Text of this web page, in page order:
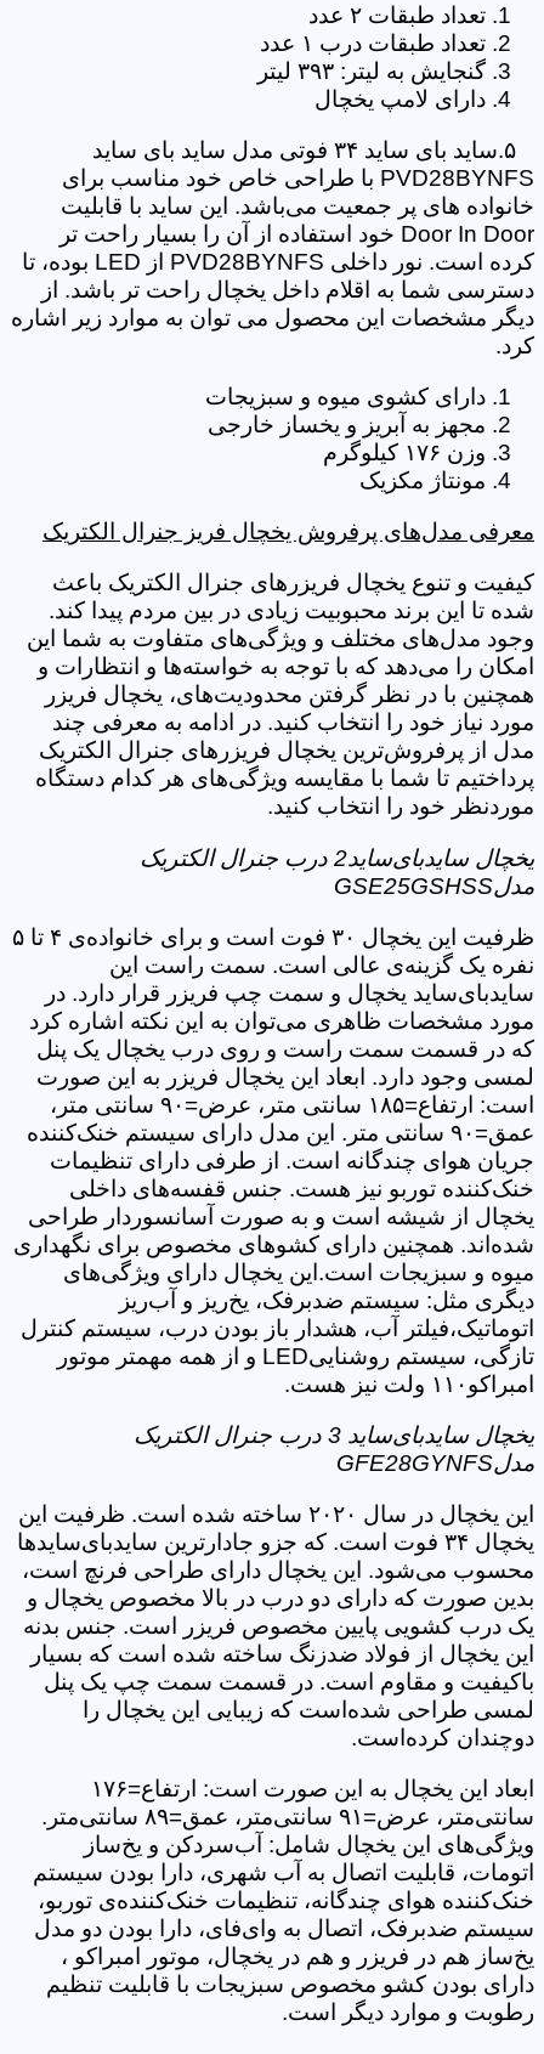
تعداد طبقات ۲ عدد
تعداد طبقات درب ۱ عدد
گنجایش به لیتر: ۳۹۳ لیتر
دارای لامپ یخچال
۵.ساید بای ساید ۳۴ فوتی مدل ساید بای ساید
PVD28BYNFS با طراحی خاص خود مناسب برای
خانواده های پر جمعیت می‌باشد. این ساید با قابلیت
Door In Door خود استفاده از آن را بسیار راحت تر
کرده است. نور داخلی PVD28BYNFS از LED بوده، تا
دسترسی شما به اقلام داخل یخچال راحت تر باشد. از
دیگر مشخصات این محصول می توان به موارد زیر اشاره
کرد.
دارای کشوی میوه و سبزیجات
مجهز به آبریز و یخساز خارجی
وزن ۱۷۶ کیلوگرم
مونتاژ مکزیک
معرفی مدل‌های پرفروش یخچال فریز جنرال الکتریک
کیفیت و تنوع یخچال فریزرهای جنرال الکتریک باعث
شده تا این برند محبوبیت زیادی در بین مردم پیدا کند.
وجود مدل‌های مختلف و ویژگی‌های متفاوت به شما این
امکان را می‌دهد که با توجه به خواسته‌ها و انتظارات و
همچنین با در نظر گرفتن محدودیت‌های، یخچال فریزر
مورد نیاز خود را انتخاب کنید. در ادامه به معرفی چند
مدل از پرفروش‌ترین یخچال فریزرهای جنرال الکتریک
پرداختیم تا شما با مقایسه ویژگی‌های هر کدام دستگاه
موردنظر خود را انتخاب کنید.
یخچال سایدبای‌ساید2 درب جنرال الکتریک
مدلGSE25GSHSS
ظرفیت این یخچال ۳۰ فوت است و برای خانواده‌ی ۴ تا ۵
نفره یک گزینه‌ی عالی است. سمت راست این
سایدبای‌ساید یخچال و سمت چپ فریزر قرار دارد. در
مورد مشخصات ظاهری می‌توان به این نکته اشاره کرد
که در قسمت سمت راست و روی درب یخچال یک پنل
لمسی وجود دارد. ابعاد این یخچال فریزر به این صورت
است: ارتفاع=۱۸۵ سانتی متر، عرض=۹۰ سانتی متر،
عمق=۹۰ سانتی متر. این مدل دارای سیستم خنک‌کننده
جریان هوای چندگانه است. از طرفی دارای تنظیمات
خنک‌کننده توربو نیز هست. جنس قفسه‌های داخلی
یخچال از شیشه است و به صورت آسانسوردار طراحی
شده‌اند. همچنین دارای کشوهای مخصوص برای نگهداری
میوه و سبزیجات است.این یخچال دارای ویژگی‌های
دیگری مثل: سیستم ضدبرفک، یخ‌ریز و آب‌ریز
اتوماتیک،فیلتر آب، هشدار باز بودن درب، سیستم کنترل
تازگی، سیستم روشناییLED و از همه مهمتر موتور
امبراکو۱۱۰ ولت نیز هست.
یخچال سایدبای‌ساید 3 درب جنرال الکتریک
مدلGFE28GYNFS
این یخچال در سال ۲۰۲۰ ساخته شده است. ظرفیت این
یخچال ۳۴ فوت است. که جزو جادارترین سایدبای‌سایدها
محسوب می‌شود. این یخچال دارای طراحی فرنچ است،
بدین صورت که دارای دو درب در بالا مخصوص یخچال و
یک درب کشویی پایین مخصوص فریزر است. جنس بدنه
این یخچال از فولاد ضدزنگ ساخته شده است که بسیار
باکیفیت و مقاوم است. در قسمت سمت چپ یک پنل
لمسی طراحی شده‌است که زیبایی این یخچال را
دوچندان کرده‌است.
ابعاد این یخچال به این صورت است: ارتفاع=۱۷۶
سانتی‌متر، عرض=۹۱ سانتی‌متر، عمق=۸۹ سانتی‌متر.
ویژگی‌های این یخچال شامل: آب‌سردکن و یخ‌ساز
اتومات، قابلیت اتصال به آب شهری، دارا بودن سیستم
خنک‌کننده هوای چندگانه، تنظیمات خنک‌کننده‌ی توربو،
سیستم ضدبرفک، اتصال به وای‌فای، دارا بودن دو مدل
یخ‌ساز هم در فریزر و هم در یخچال، موتور امبراکو ،
دارای بودن کشو مخصوص سبزیجات با قابلیت تنظیم
رطوبت و موارد دیگر است.